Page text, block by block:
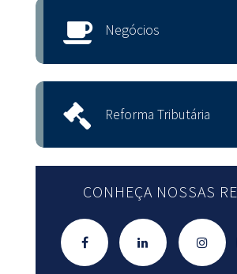
Negócios
Reforma Tributária
CONHEÇA NOSSAS